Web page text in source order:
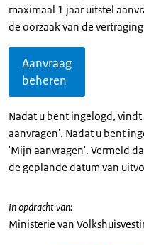
maximaal 1 jaar uitstel
de oorzaak van de
Aanvraag
beheren
Nadat u bent ingelogd,
aanvragen'. Nadat u bent
'Mijn aanvragen'. Vermeld
de geplande datum van
In opdracht van:
Ministerie van